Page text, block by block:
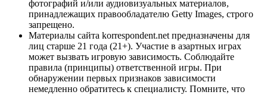
фотографий и/или аудиовизуальных материалов,
принадлежащих правообладателю Getty Images, строго
запрещено.
Материалы сайта korrespondent.net предназначены для
лиц старше 21 года (21+). Участие в азартных играх
может вызвать игровую зависимость. Соблюдайте
правила (принципы) ответственной игры. При
обнаружении первых признаков зависимости
немедленно обратитесь к специалисту. Помните, что